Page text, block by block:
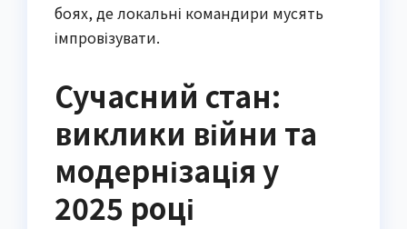
боях, де локальні командири мусять
імпровізувати.
Сучасний стан:
виклики війни та
модернізація у
2025 році